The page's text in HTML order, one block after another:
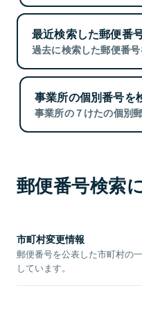
最近検索した郵便番
過去に検索した郵便番号
事業所の個別番号を
事業所の７けたの個別
郵便番号検索
市町村変更情報
郵便番号を公表した市町村の
しています。